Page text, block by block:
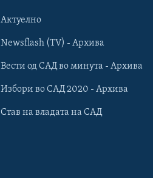
Актуелно
Newsflash (TV) - Архива
Вести од САД во минута - Архива
Избори во САД 2020 - Архива
Став на владата на САД